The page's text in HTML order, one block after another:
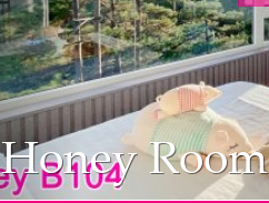
Honey Room